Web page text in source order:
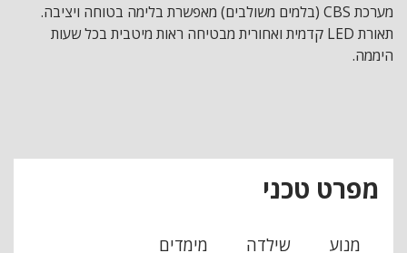
מערכת CBS (בלמים משולבים) מאפשרת בלימה בטוחה ויציבה.
תאורת LED קדמית ואחורית מבטיחה ראות מיטבית בכל שעות
היממה.
מפרט טכני
מנוע שילדה מימדים